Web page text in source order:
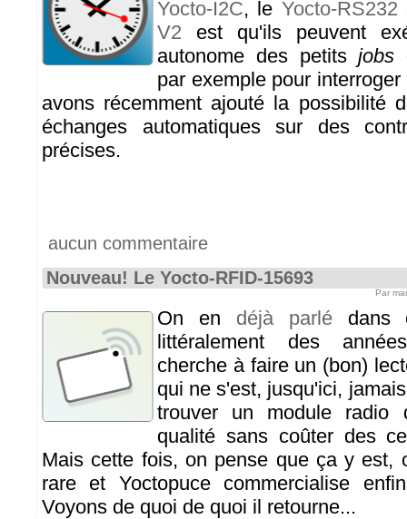
Yocto-I2C, le Yocto-RS232
V2 est qu'ils peuvent
autonome des petitsjobs
par exemple pour
avons récemment ajouté la possibilité
échanges automatiques sur des
précises.
aucun commentaire
Nouveau! Le Yocto-RFID-15693
Par
On en déjà parlédans
littéralement des
cherche à faire un (bon)
qui ne s'est, jusqu'ici,
trouver un module radio
qualité sans coûter des
Mais cette fois, on pense que ça y est,
rare et Yoctopuce commercialise
Voyons de quoi de quoi il retourne...